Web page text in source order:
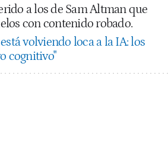
a los de Sam Altman que
con contenido robado.
volviendo loca a la IA: los
cognitivo"